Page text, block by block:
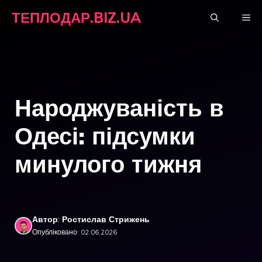
ТЕПЛОДАР.BIZ.UA
Народжуваність в
Одесі: підсумки
минулого тижня
Автор: Ростислав Стрижень
Опубліковано: 02.06.2026